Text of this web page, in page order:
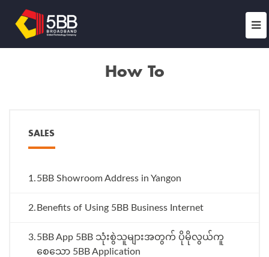
How To
SALES
1.5BB Showroom Address in Yangon
2. Benefits of Using 5BB Business Internet
3.5BB App 5BB သုံးစွဲသူများအတွက် ပိုမိုလွယ်ကူ
စေသော 5BB Application